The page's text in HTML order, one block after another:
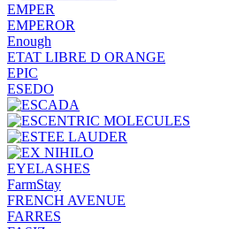
EMPER
EMPEROR
Enough
ETAT LIBRE D ORANGE
EPIC
ESEDO
EYELASHES
FarmStay
FRENCH AVENUE
FARRES